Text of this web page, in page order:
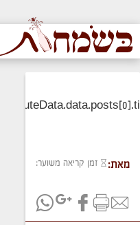
מאת: זמן קריאה משוער: